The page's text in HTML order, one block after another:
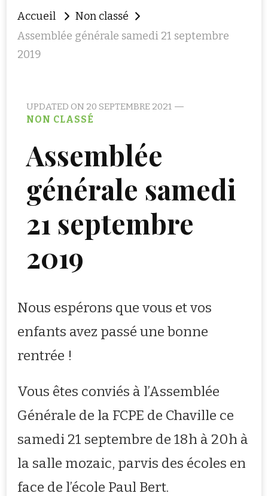
Accueil
Non classé
Assemblée générale samedi 21 septembre
2019
UPDATED ON 20 SEPTEMBRE 2021
NON CLASSÉ
Assemblée
générale samedi
21 septembre
2019
Nous espérons que vous et vos
enfants avez passé une bonne
rentrée !
Vous êtes conviés à l’Assemblée
Générale de la FCPE de Chaville ce
samedi 21 septembre de 18h à 20h à
la salle mozaic, parvis des écoles en
face de l’école Paul Bert.